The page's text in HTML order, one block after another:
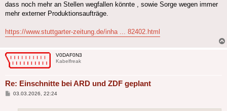
dass noch mehr an Stellen wegfallen könnte , sowie Sorge wegen immer
mehr externer Produktionsaufträge.
https://www.stuttgarter-zeitung.de/inha ... 82402.html
V0DAF0N3
Kabelfreak
Re: Einschnitte bei ARD und ZDF geplant
Beitrag
03.03.2026, 22:24